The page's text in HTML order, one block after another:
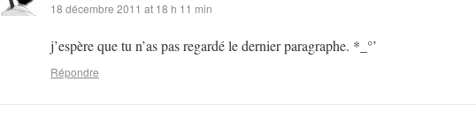
18 décembre 2011 at 18 h 11 min
j’espère que tu n’as pas regardé le dernier paragraphe. *_°’
Répondre